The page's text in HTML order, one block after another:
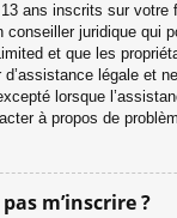
ans inscrits sur votre
juridique qui
et que les
légale et
lorsque
à propos de
m’inscrire ?